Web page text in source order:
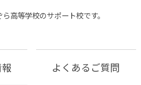
⾼等学校のサポート校です。
よくあるご質問